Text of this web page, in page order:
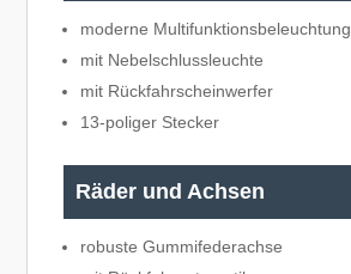
moderne Multifunktionsbeleuchtung
mit Nebelschlussleuchte
mit Rückfahrscheinwerfer
13-poliger Stecker
Räder und Achsen
robuste Gummifederachse